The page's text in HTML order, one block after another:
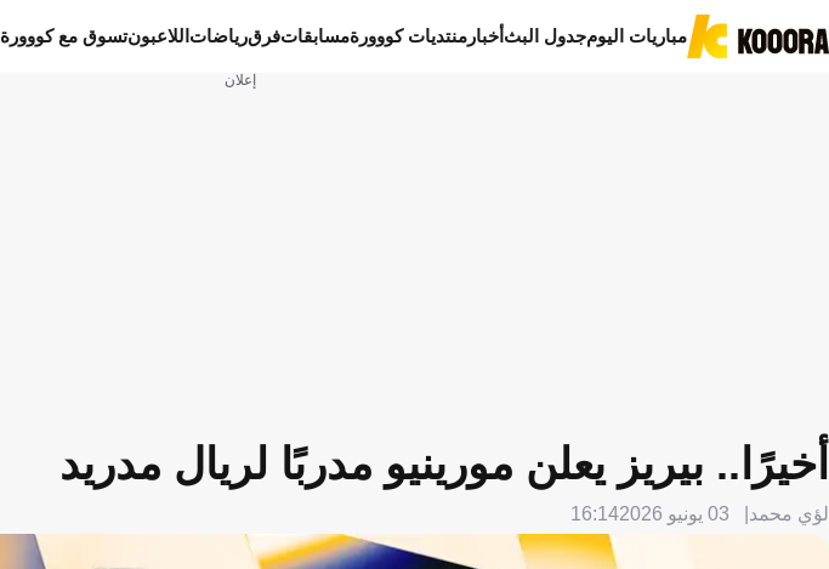
مباريات اليومجدول البثأخبار منتديات كووورةمسابقاتفرقرياضات اللاعبونتسوق مع كووورة
إعلان
أخيرًا.. بيريز يعلن مورينيو مدربًا لريال مدريد
لؤي محمد 03 يونيو 2026 16:14